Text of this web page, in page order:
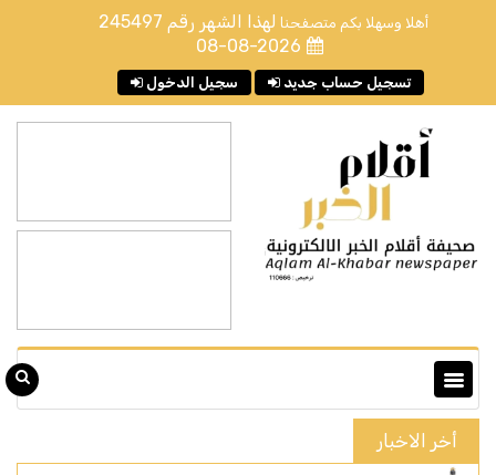
أهلا وسهلا بكم متصفحنا لهذا الشهر رقم 245497
08-08-2026
سجيل الدخول تسجيل حساب جديد
أخر الاخبار